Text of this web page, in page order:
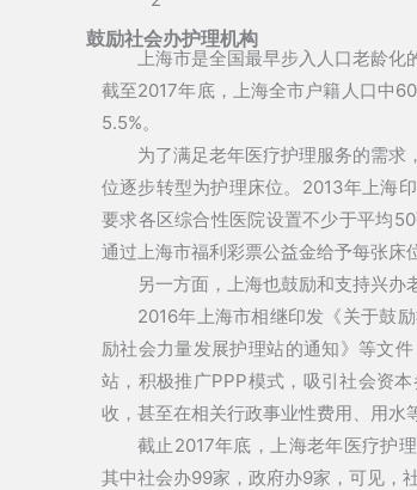
鼓励社会办护理机构
上海市是全国最早步入人口老龄化
截至2017年底，上海全市户籍人口中
5.5%。
为了满足老年医疗护理服务的需求
位逐步转型为护理床位。2013年上海
要求各区综合性医院设置不少于平均
通过上海市福利彩票公益金给予每张床
另一方面，上海也鼓励和支持兴办
2016年上海市相继印发《关于鼓
励社会力量发展护理站的通知》等文
站，积极推广PPP模式，吸引社会资
收，甚至在相关行政事业性费用、用水
截止2017年底，上海老年医疗护
其中社会办99家，政府办9家，可见，